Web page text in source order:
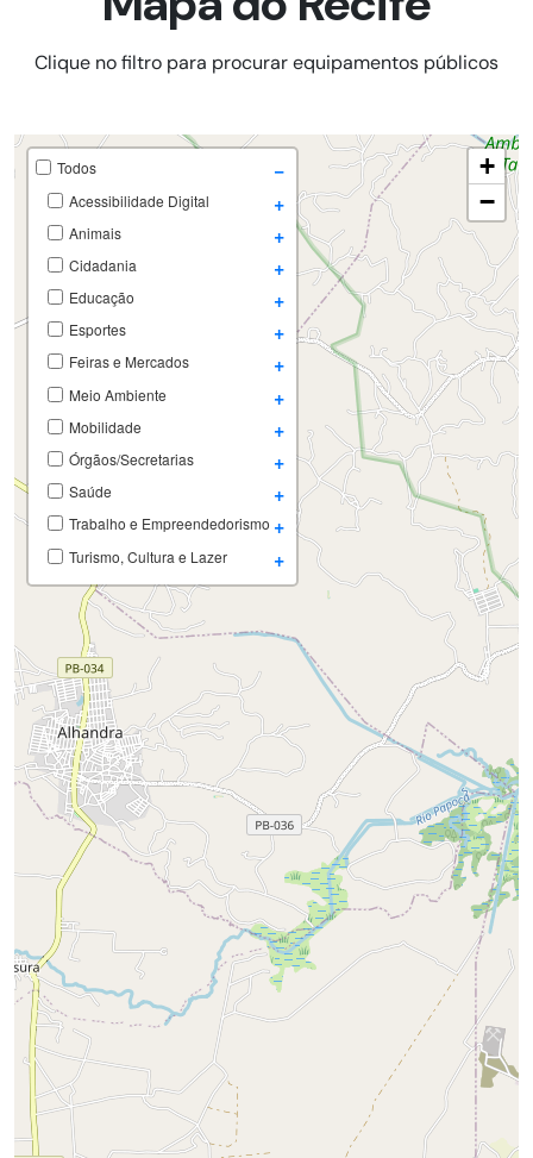
Clique no filtro para procurar equipamentos públicos
Todos −
Acessibilidade Digital +
Animais +
Cidadania +
Educação +
Esportes +
Feiras e Mercados +
Meio Ambiente +
Mobilidade +
Órgãos/Secretarias +
Saúde +
Trabalho e Empreendedorismo +
Turismo, Cultura e Lazer +
+
−